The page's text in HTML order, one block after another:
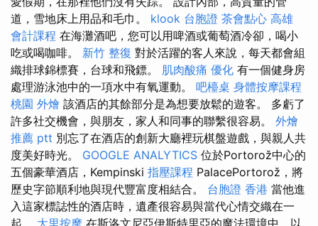
道，雪地床上用品和毛巾。 klook 台胞證 茶會點心 高雄
會計課程 在海灘酒吧，您可以用啤酒或葡萄酒冷卻，喝小
吃或喝咖啡。 新竹 整復 對於活躍的客人來說，每天都會組
織排球錦標賽，台球和飛鏢。 肌肉酸痛 優化 有一個健身房
處理游泳池中的一項水中有氧運動。 吧檯桌 身體按摩課程
桃園 外燴 該酒店的其餘部分是為想要放鬆的遊客。 多虧了
許多社交機會，與朋友，家人和同事的聯繫很容易。 外燴
推薦 ptt 別忘了在酒店的創新大廳裡玩棋盤遊戲，與親人共
度美好時光。 GOOGLE ANALYTICS 位於Portorož中心的
五個豪華酒店，Kempinski 指壓課程 PalacePortorož，將
歷史字節順利地與現代豐富度相結合。 台胞證 香港 當他進
入這家標誌性的酒店時，遺產很容易與當代心情交織在一
起。 大里按摩 在斯洛文尼亞伊斯特里亞的魔法環境中，以